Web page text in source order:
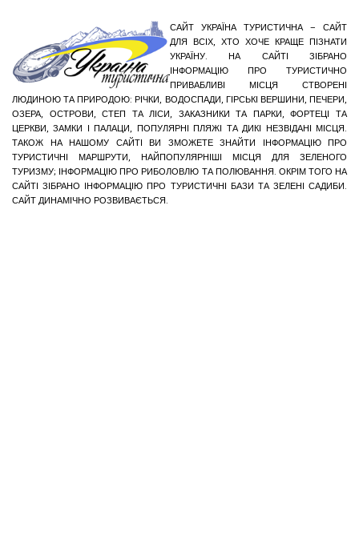
САЙТ УКРАЇНА ТУРИСТИЧНА – САЙТ
ДЛЯ ВСІХ, ХТО ХОЧЕ КРАЩЕ ПІЗНАТИ
УКРАЇНУ. НА САЙТІ ЗІБРАНО
ІНФОРМАЦІЮ ПРО ТУРИСТИЧНО
ПРИВАБЛИВІ МІСЦЯ СТВОРЕНІ
ЛЮДИНОЮ ТА ПРИРОДОЮ: РІЧКИ, ВОДОСПАДИ, ГІРСЬКІ ВЕРШИНИ, ПЕЧЕРИ,
ОЗЕРА, ОСТРОВИ, СТЕП ТА ЛІСИ, ЗАКАЗНИКИ ТА ПАРКИ, ФОРТЕЦІ ТА
ЦЕРКВИ, ЗАМКИ І ПАЛАЦИ, ПОПУЛЯРНІ ПЛЯЖІ ТА ДИКІ НЕЗВІДАНІ МІСЦЯ.
ТАКОЖ НА НАШОМУ САЙТІ ВИ ЗМОЖЕТЕ ЗНАЙТИ ІНФОРМАЦІЮ ПРО
ТУРИСТИЧНІ МАРШРУТИ, НАЙПОПУЛЯРНІШІ МІСЦЯ ДЛЯ ЗЕЛЕНОГО
ТУРИЗМУ; ІНФОРМАЦІЮ ПРО РИБОЛОВЛЮ ТА ПОЛЮВАННЯ. ОКРІМ ТОГО НА
САЙТІ ЗІБРАНО ІНФОРМАЦІЮ ПРО ТУРИСТИЧНІ БАЗИ ТА ЗЕЛЕНІ САДИБИ.
САЙТ ДИНАМІЧНО РОЗВИВАЄТЬСЯ.